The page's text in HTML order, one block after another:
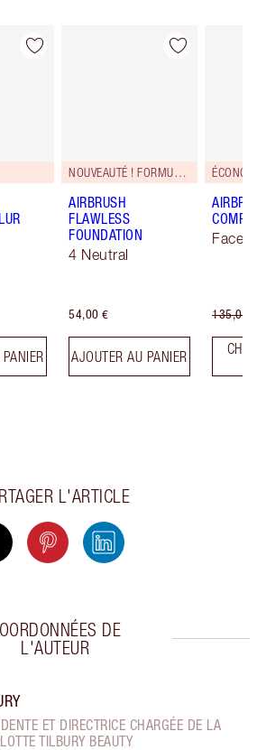
1 sur 48 Article 2 sur 48
NOUVEAUTÉ ! FORMULE ZÉRO DÉFAUT
AIRBRUSH
FLAWLESS
FOUNDATION
4 Neutral
54,00 €
AJOUTER AU PANIER
Face
135,00
L'ARTICLE
DE
L'AUTEUR
ET DIRECTRICE CHARGÉE DE LA
TILBURY BEAUTY